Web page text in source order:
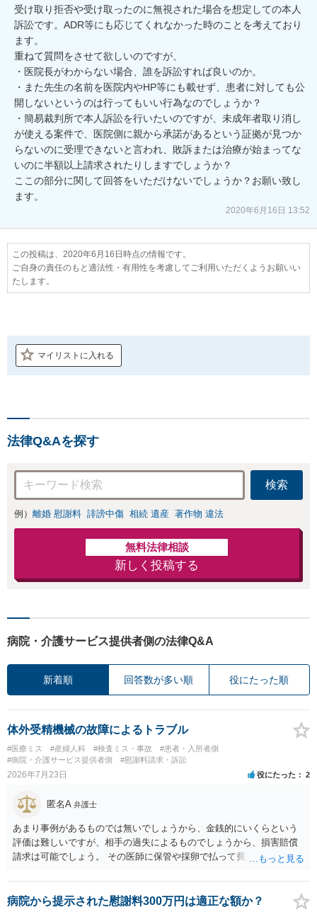
受け取り拒否や受け取ったのに無視された場合を想定しての本人
訴訟です。ADR等にも応じてくれなかった時のことを考えており
ます。
重ねて質問をさせて欲しいのですが、
・医院長がわからない場合、誰を訴訟すれば良いのか。
・また先生の名前を医院内やHP等にも載せず、患者に対しても公
開しないというのは行ってもいい行為なのでしょうか？
・簡易裁判所で本人訴訟を行いたいのですが、未成年者取り消し
が使える案件で、医院側に親から承諾があるという証拠が見つか
らないのに受理できないと言われ、敗訴または治療が始まってな
いのに半額以上請求されたりしますでしょうか？
ここの部分に関して回答をいただけないでしょうか？お願い致し
ます。
2020年6月16日 13:52
この投稿は、2020年6月16日時点の情報です。
ご自身の責任のもと適法性・有用性を考慮してご利用いただくようお願いい
たします。
マイリストに入れる
法律Q&Aを探す
検索
例） 離婚 慰謝料 誹謗中傷 相続 遺産 著作物 違法
無料法律相談
新しく投稿する
病院・介護サービス提供者側の法律Q&A
新着順 回答数が多い順 役にたった順
体外受精機械の故障によるトラブル
#医療ミス #産婦人科 #検査ミス・事故
#患者・入所者側
#病院・介護サービス提供者側
#慰謝料請求・訴訟
2026年7月23日 役にたった 2
匿名A 弁護士
あまり事例があるものでは無いでしょうから、金銭的にいくらという
評価は難しいですが、相手の過失によるものでしょうから、損害賠償
請求は可能でしょう。 その医師に保管や採卵で払って費用の返金＋α
思います。
病院から提示された慰謝料300万円は適正な額か？